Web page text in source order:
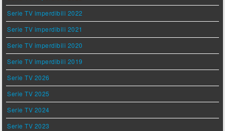
Serie TV imperdibili 2022
Serie TV imperdibili 2021
Serie TV imperdibili 2020
Serie TV imperdibili 2019
Serie TV 2026
Serie TV 2025
Serie TV 2024
Serie TV 2023